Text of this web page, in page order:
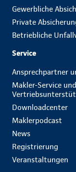
Gewerbliche
Private
Betriebliche
Service
Ansprechpartner
Makler-Service und
Downloadcenter
Maklerpodcast
News
Registrierung
Veranstaltungen